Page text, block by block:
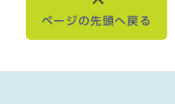
ページの先頭へ戻る